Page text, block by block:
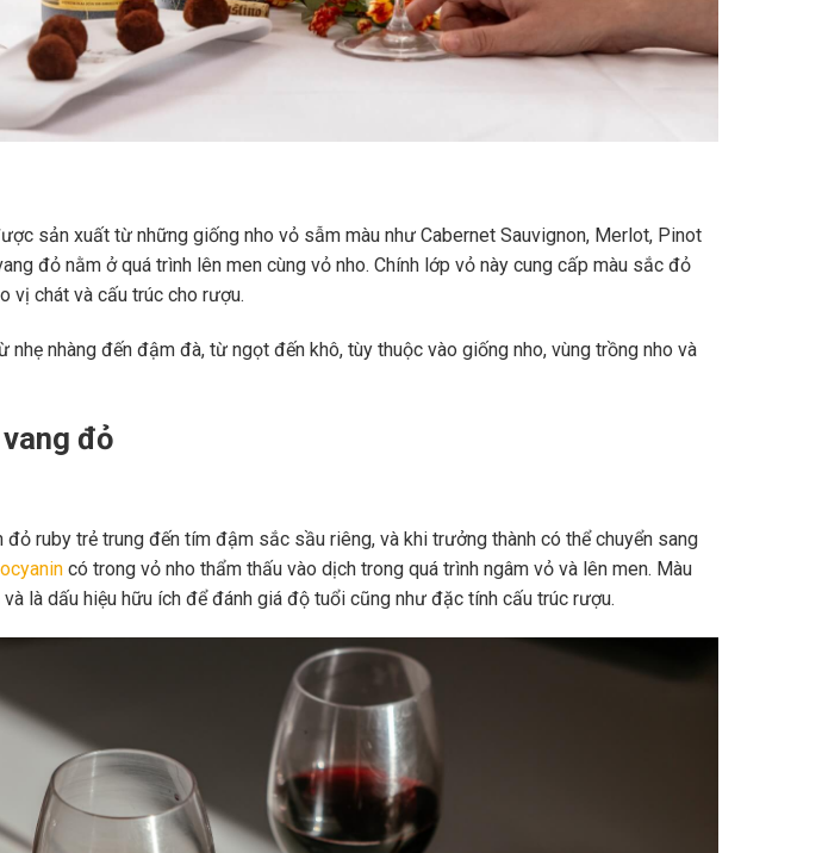
sản xuất từ những giống nho vỏ sẫm màu như Cabernet Sauvignon, Merlot, Pinot
đỏ nằm ở quá trình lên men cùng vỏ nho. Chính lớp vỏ này cung cấp màu sắc đỏ
vị chát và cấu trúc cho rượu.
nhẹ nhàng đến đậm đà, từ ngọt đến khô, tùy thuộc vào giống nho, vùng trồng nho và
đỏ
đỏ ruby trẻ trung đến tím đậm sắc sầu riêng, và khi trưởng thành có thể chuyển sang
có trong vỏ nho thẩm thấu vào dịch trong quá trình ngâm vỏ và lên men. Màu
là dấu hiệu hữu ích để đánh giá độ tuổi cũng như đặc tính cấu trúc rượu.